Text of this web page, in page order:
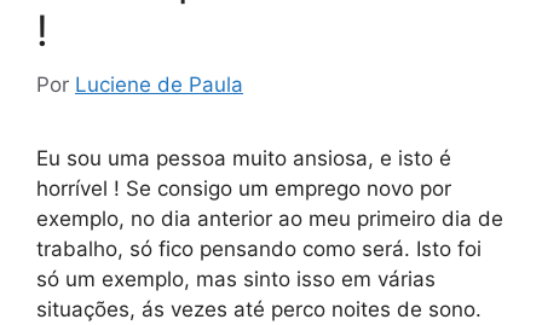
!
Por Luciene de Paula
Eu sou uma pessoa muito ansiosa, e isto é
horrível ! Se consigo um emprego novo por
exemplo, no dia anterior ao meu primeiro dia de
trabalho, só fico pensando como será. Isto foi
só um exemplo, mas sinto isso em várias
situações, ás vezes até perco noites de sono.